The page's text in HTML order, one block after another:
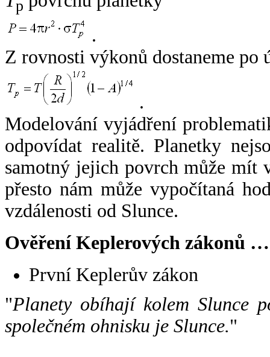
p
.
Z rovnosti výkonů dostaneme po
.
Modelování vyjádření
odpovídat realitě. Planetky
samotný jejich povrch může mít
přesto nám může vypočítaná
vzdálenosti od Slunce.
Ověření Keplerových zákonů …
První Keplerův zákon
"Planety obíhají kolem Slunce
společném ohnisku je Slunce."